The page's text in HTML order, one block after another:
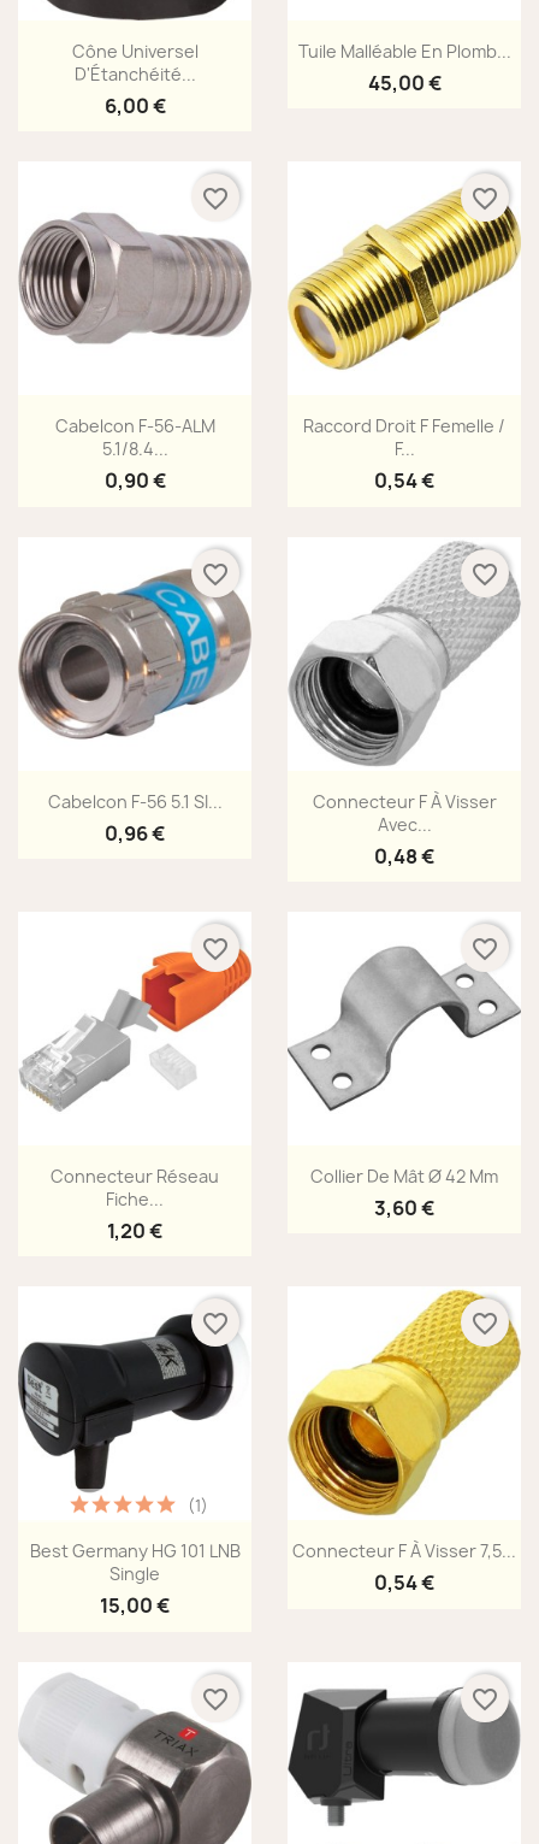
Aperçu rapide
Cône Universel
D'Étanchéité...
6,00 €
Aperçu rapide
Tuile Malléable En Plomb...
45,00 €
Aperçu rapide
Cabelcon F-56-ALM
5.1/8.4...
0,90 €
favorite_border
Aperçu rapide
Raccord Droit F Femelle /
F...
0,54 €
favorite_border
Aperçu rapide
Cabelcon F-56 5.1 SI...
0,96 €
favorite_border
Aperçu rapide
Connecteur F À Visser
Avec...
0,48 €
favorite_border
Aperçu rapide
Connecteur Réseau
Fiche...
1,20 €
favorite_border
Aperçu rapide
Collier De Mât Ø 42 Mm
3,60 €
favorite_border
Aperçu rapide
Best Germany HG 101 LNB
Single
15,00 €
(1)
favorite_border
Aperçu rapide
Connecteur F À Visser 7,5...
0,54 €
favorite_border
favorite_border favorite_border